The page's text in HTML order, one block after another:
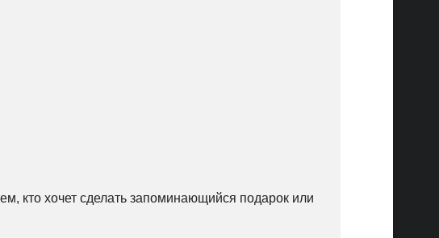
кто хочет сделать запоминающийся подарок или